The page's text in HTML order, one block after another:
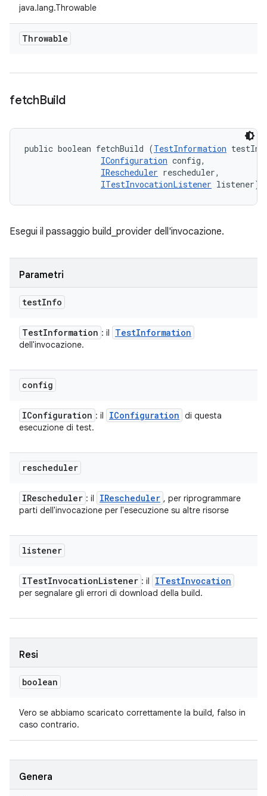
java.lang.Throwable
Throwable
fetchBuild
public boolean fetchBuild (TestInformation
IConfiguration config,
IRescheduler rescheduler,
ITestInvocationListener listener)
Esegui il passaggio build_provider dell'invocazione.
Parametri
testInfo
TestInformation : il TestInformation
dell'invocazione.
config
IConfiguration : il IConfiguration di questa
esecuzione di test.
rescheduler
IRescheduler : il IRescheduler , per riprogrammare
parti dell'invocazione per l'esecuzione su altre risorse
listener
ITestInvocationListener : il ITestInvocation
per segnalare gli errori di download della build.
Resi
boolean
Vero se abbiamo scaricato correttamente la build, falso in
caso contrario.
Genera